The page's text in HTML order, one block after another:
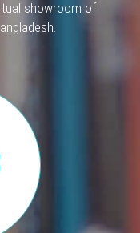
showroom of